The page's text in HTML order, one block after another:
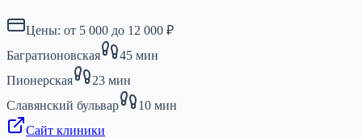
Цены: от 5 000 до 12 000 ₽
Багратионовская
45 мин
Пионерская
23 мин
Славянский бульвар
10 мин
Сайт клиники